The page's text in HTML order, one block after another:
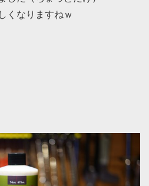
くなりますねｗ